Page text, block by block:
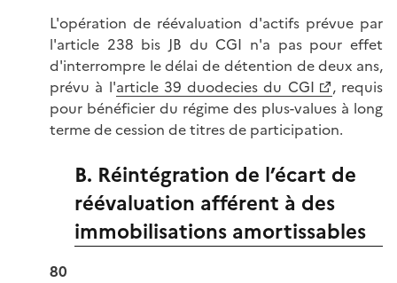
L'opération de réévaluation d'actifs prévue par
l'article 238 bis JB du CGI n'a pas pour effet
d'interrompre le délai de détention de deux ans,
prévu à l'article 39 duodecies du CGI
, requis
pour bénéficier du régime des plus-values à long
terme de cession de titres de participation.
B. Réintégration de l’écart de
réévaluation afférent à des
immobilisations amortissables
80